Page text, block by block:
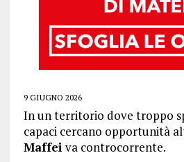
9 GIUGNO 2026
In un territorio dove troppo
capaci cercano opportunità
Maffei va controcorrente.